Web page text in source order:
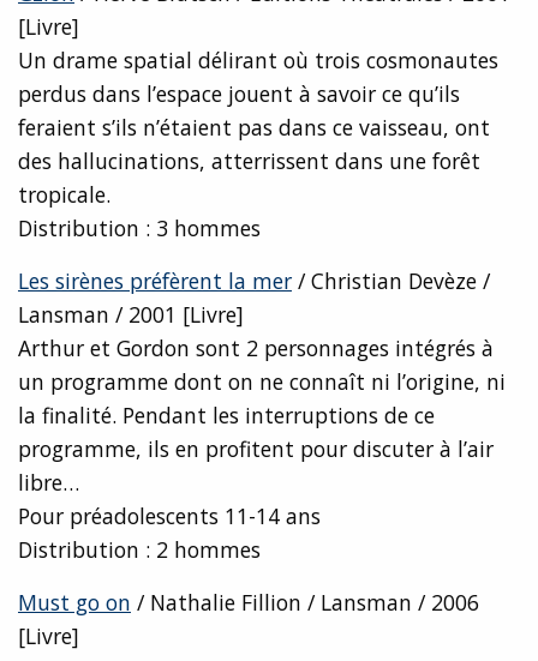
[Livre]
Un drame spatial délirant où trois cosmonautes
perdus dans l’espace jouent à savoir ce qu’ils
feraient s’ils n’étaient pas dans ce vaisseau, ont
des hallucinations, atterrissent dans une forêt
tropicale.
Distribution : 3 hommes
Les sirènes préfèrent la mer / Christian Devèze /
Lansman / 2001 [Livre]
Arthur et Gordon sont 2 personnages intégrés à
un programme dont on ne connaît ni l’origine, ni
la finalité. Pendant les interruptions de ce
programme, ils en profitent pour discuter à l’air
libre…
Pour préadolescents 11-14 ans
Distribution : 2 hommes
Must go on / Nathalie Fillion / Lansman / 2006
[Livre]